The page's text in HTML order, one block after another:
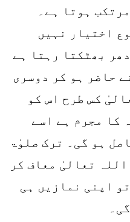
ہوتا ہے۔
اختیار نہیں
بھٹکتا رہتا ہے
حاضر ہو کر دوسری
کس طرح اس کو
کا مجرم ہے اسے
ہو گی۔ ترک صلوٰۃ
تعالیٰ معاف کر
اپنی نمازیں ہی